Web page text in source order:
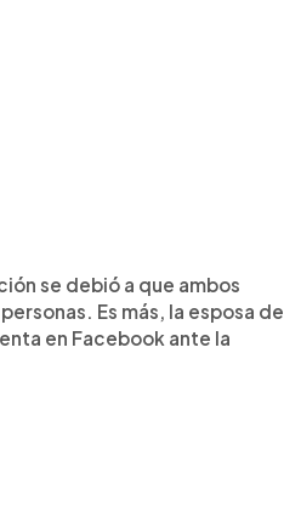
se debió a que ambos
Es más, la esposa de
en Facebook ante la